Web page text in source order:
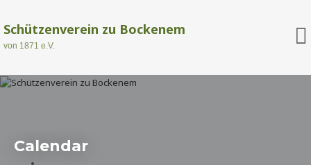
Schützenverein zu Bockenem
von 1871 e.V.
Calendar